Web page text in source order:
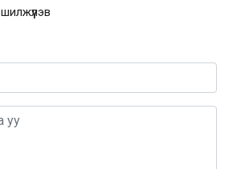
шилжүүлэв